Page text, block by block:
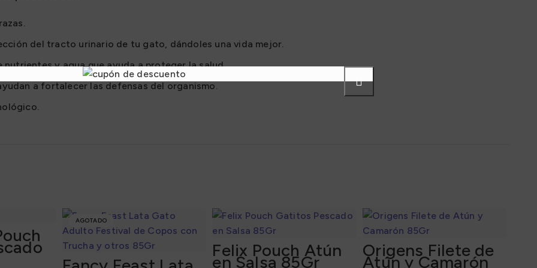
del tracto urinario de tu gato, dándoles una vida mejor.
y agua que ayuda a proteger la salud.
a fortalecer las defensas del organismo.
AGOTADO
Felix Pouch Atún
en Salsa 85Gr
Origens Filete de
Atún y Camarón